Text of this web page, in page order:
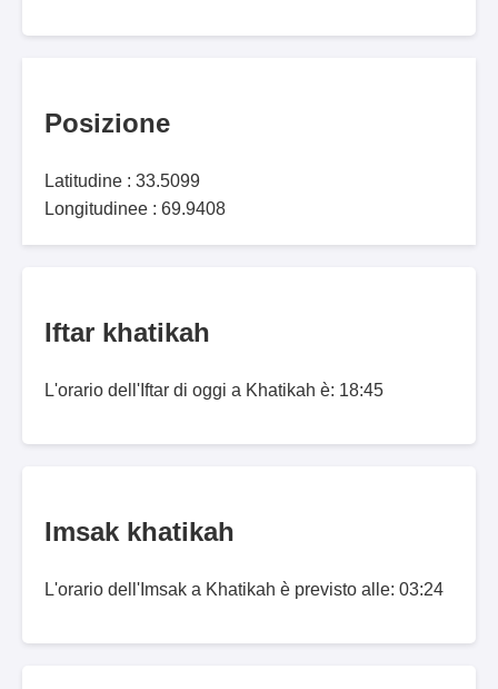
Posizione
Latitudine : 33.5099
Longitudinee : 69.9408
Iftar khatikah
L'orario dell'Iftar di oggi a Khatikah è: 18:45
Imsak khatikah
L'orario dell'Imsak a Khatikah è previsto alle: 03:24